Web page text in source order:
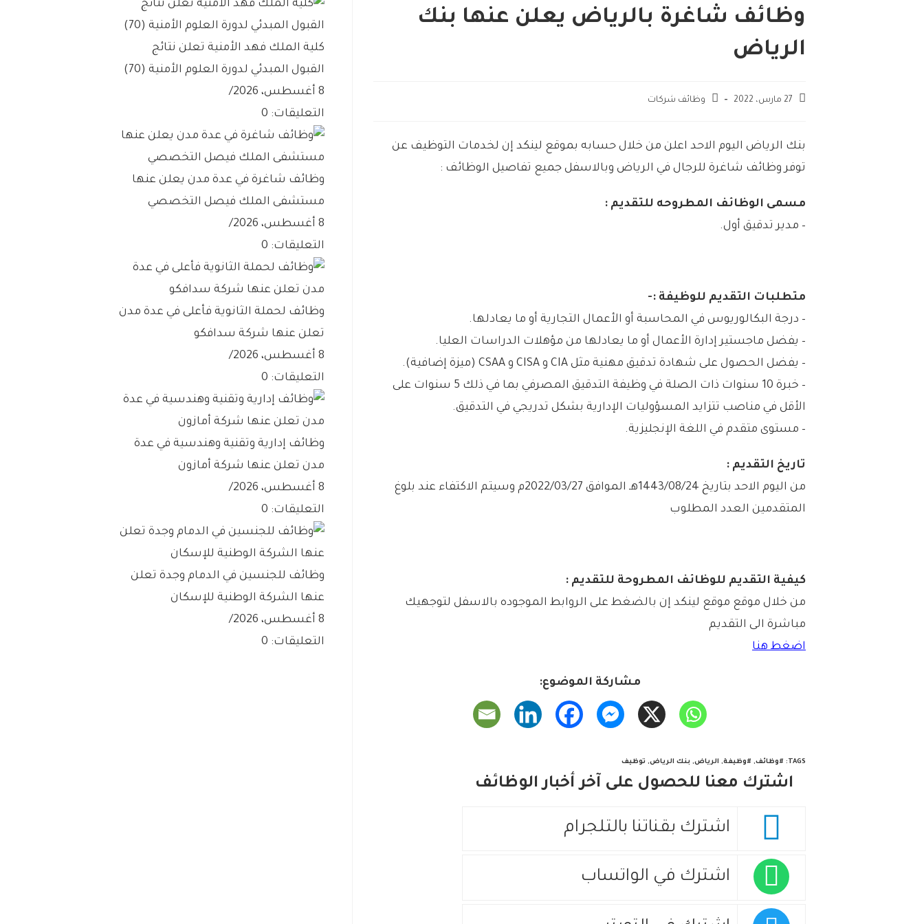
وظائف شاغرة بالرياض يعلن عنها بنك
الرياض
27 مارس، 2022 وظائف شركات
بنك الرياض اليوم الاحد اعلن من خلال حسابه بموقع لينكد إن لخدمات التوظيف عن
توفر وظائف شاغرة للرجال في الرياض وبالاسفل جميع تفاصيل الوظائف :
مسمى الوظائف المطروحه للتقديم :
– مدير تدقيق أول.
متطلبات التقديم للوظيفة :-
– درجة البكالوريوس في المحاسبة أو الأعمال التجارية أو ما يعادلها.
– يفضل ماجستير إدارة الأعمال أو ما يعادلها من مؤهلات الدراسات العليا.
– يفضل الحصول على شهادة تدقيق مهنية مثل CIA و CISA و CSAA (ميزة إضافية).
– خبرة 10 سنوات ذات الصلة في وظيفة التدقيق المصرفي بما في ذلك 5 سنوات على
الأقل في مناصب تتزايد المسؤوليات الإدارية بشكل تدريجي في التدقيق.
– مستوى متقدم في اللغة الإنجليزية.
تاريخ التقديم :
من اليوم الاحد بتاريخ 1443/08/24هـ الموافق 2022/03/27م وسيتم الاكتفاء عند بلوغ
المتقدمين العدد المطلوب
كيفية التقديم للوظائف المطروحة للتقديم :
من خلال موقع موقع لينكد إن بالضغط على الروابط الموجوده بالاسفل لتوجهيك
مباشرة الى التقديم
اضغط هنا
مشاركة الموضوع:
TAGS
: #وظائف, #وظيفة, الرياض, بنك الرياض, توظيف
اشترك معنا للحصول على آخر أخبار الوظائف
اشترك بقناتنا بالتلجرام
اشترك في الواتساب
كلية الملك فهد الأمنية تعلن نتائج
القبول المبدئي لدورة العلوم الأمنية (70)
8 أغسطس، 2026
/
التعليقات: 0
وظائف شاغرة في عدة مدن يعلن عنها
مستشفى الملك فيصل التخصصي
8 أغسطس، 2026
/
التعليقات: 0
وظائف لحملة الثانوية فأعلى في عدة مدن
تعلن عنها شركة سدافكو
8 أغسطس، 2026
/
التعليقات: 0
وظائف إدارية وتقنية وهندسية في عدة
مدن تعلن عنها شركة أمازون
8 أغسطس، 2026
/
التعليقات: 0
وظائف للجنسين في الدمام وجدة تعلن
عنها الشركة الوطنية للإسكان
8 أغسطس، 2026
/
التعليقات: 0